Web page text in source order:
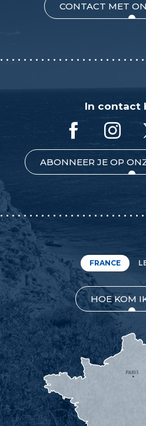
CONTACT MET
In contact
ABONNEER JE OP
FRANCE
HOE KOM
PARIS